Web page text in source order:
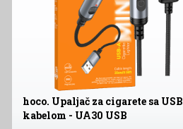
hoco. Upaljač za cigarete sa USB
kabelom - UA30 USB